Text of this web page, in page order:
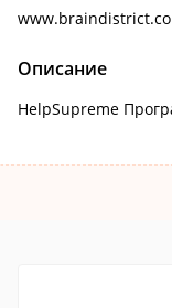
Описание
HelpSupreme